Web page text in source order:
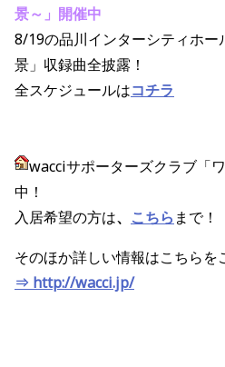
景～」開催中
8/19の品川インターシティホー
景」収録曲全披露！
全スケジュールはコチラ
wacciサポーターズクラブ「
中！
入居希望の方は、 こちら まで！
そのほか詳しい情報はこちらを
⇒ http://wacci.jp/